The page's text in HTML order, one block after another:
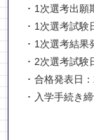
･ 1次選考出願
･ 1次選考試験
･ 1次選考結果
･ 2次選考試験
･ 合格発表日
･ 入学手続き